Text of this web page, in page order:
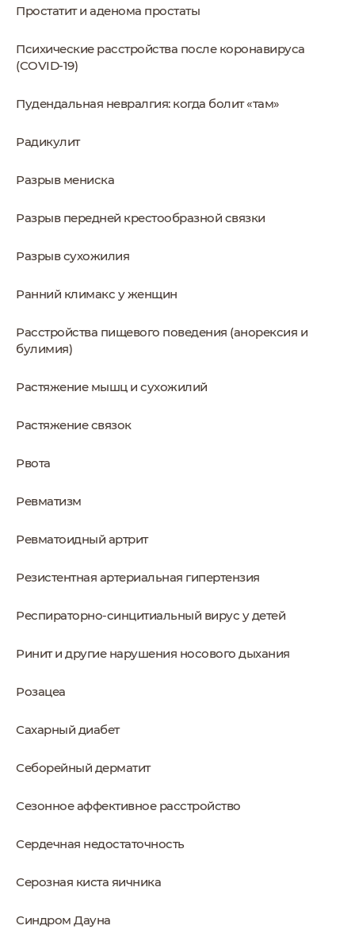
Простатит и аденома простаты
Психические расстройства после коронавируса
(COVID-19)
Пудендальная невралгия: когда болит «там»
Радикулит
Разрыв мениска
Разрыв передней крестообразной связки
Разрыв сухожилия
Ранний климакс у женщин
Расстройства пищевого поведения (анорексия и
булимия)
Растяжение мышц и сухожилий
Растяжение связок
Рвота
Ревматизм
Ревматоидный артрит
Резистентная артериальная гипертензия
Респираторно-синцитиальный вирус у детей
Ринит и другие нарушения носового дыхания
Розацеа
Сахарный диабет
Себорейный дерматит
Сезонное аффективное расстройство
Сердечная недостаточность
Серозная киста яичника
Синдром Дауна